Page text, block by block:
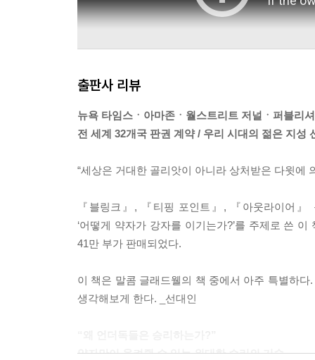
출판사 리뷰
뉴욕 타임스ㆍ아마존ㆍ월스트리트 저널ㆍ퍼블리
전 세계 32개국 판권 계약 / 우리 시대의 젊은 지성
“세상은 거대한 골리앗이 아니라 상처받은 다윗에
『블링크』, 『티핑 포인트』, 『아웃라이어』
‘어떻게 약자가 강자를 이기는가?’를 주제로 쓴
41만 부가 판매되었다.
이 책은 말콤 글래드웰의 책 중에서 아주 특별하
생각해보게 한다. _선대인
약자만이 움켜쥘 수 있는 위대한 승리의 기술